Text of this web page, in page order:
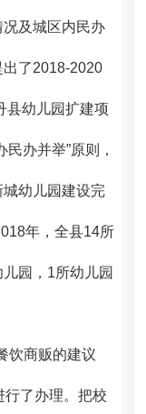
及城区内民办
了2018-2020
县幼儿园扩建项
办并举”原则，
城幼儿园建设完
年，全县14所
园，1所幼儿园
饮商贩的建议
行了办理。把校